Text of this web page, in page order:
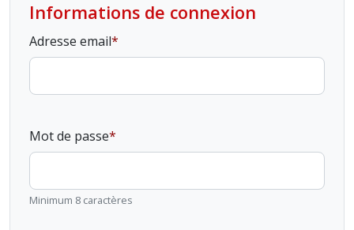
Informations de connexion
Adresse email
Mot de passe
Minimum 8 caractères